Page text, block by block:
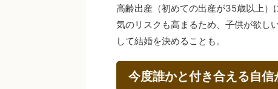
高齢出産（初めての出産が35歳以上）
気のリスクも高まるため、子供が欲し
して結婚を決めることも。
今度誰かと付き合える自信